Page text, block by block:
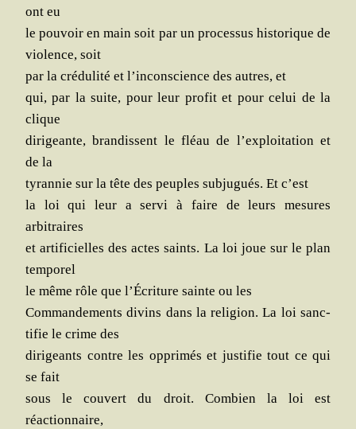
ont eu
le pou­voir en main soit par un pro­ces­sus his­to­rique de
vio­lence, soit
par la cré­du­li­té et l’inconscience des autres, et
qui, par la suite, pour leur pro­fit et pour celui de la
clique
diri­geante, bran­dissent le fléau de l’exploitation et
de la
tyran­nie sur la tête des peuples sub­ju­gués. Et c’est
la loi qui leur a ser­vi à faire de leurs mesures
arbitraires
et arti­fi­cielles des actes saints. La loi joue sur le plan
temporel
le même rôle que l’Écriture sainte ou les
Com­man­de­ments divins dans la reli­gion. La loi sanc­
ti­fie le crime des
diri­geants contre les oppri­més et jus­ti­fie tout ce qui
se fait
sous le cou­vert du droit. Com­bien la loi est
réactionnaire,